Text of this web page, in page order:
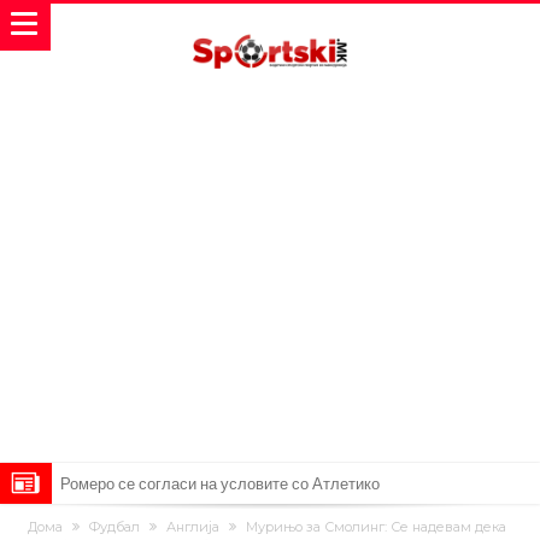
Ромеро се согласи на условите со Атлетико
Мурињо воведува строга дисциплина во Реал Мадрид: Ова се
Дома Фудбал Англија
Мурињо за Смолинг: Се надевам дека